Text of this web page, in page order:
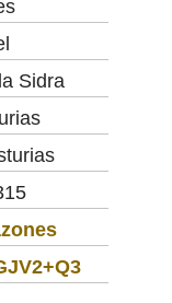
Sidra